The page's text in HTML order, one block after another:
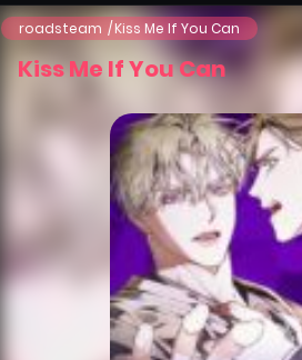
roadsteam Kiss Me If You Can
Kiss Me If You Can